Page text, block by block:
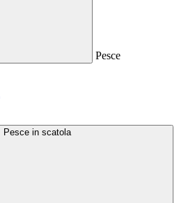
Pesce
Pesce in scatola